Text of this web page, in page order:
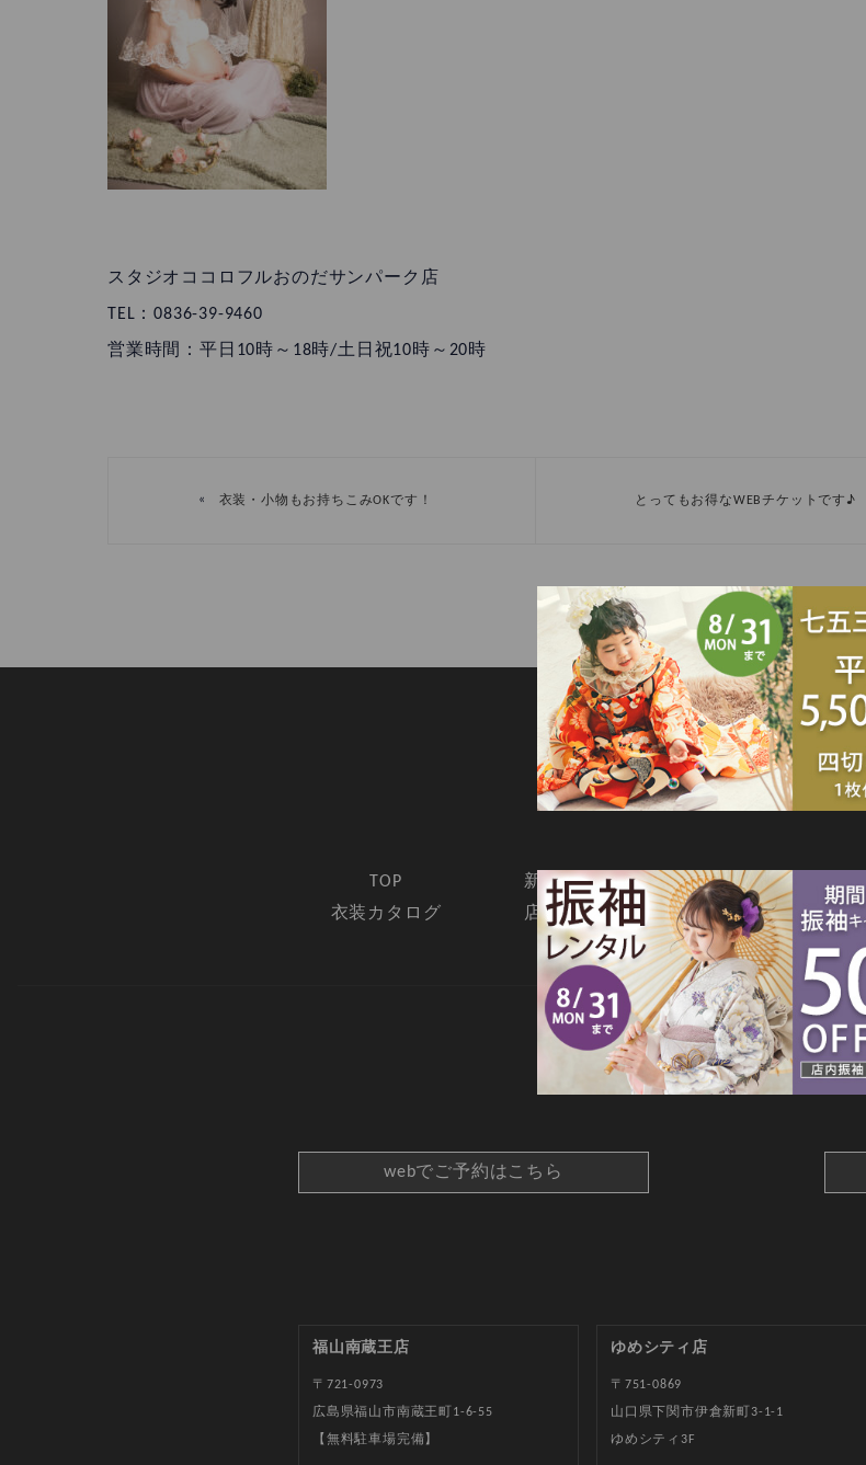
スタジオココロフルおのだサンパーク店
TEL：0836-39-9460
営業時間：平日10時～18時/土日祝10時～20時
« 衣装・小物もお持ちこみOKです！ とってもお得なWEBチケットです♪
SITEMAP
TOP 新着情報 撮影メニュー
衣装カタログ
店舗情報 よくあるご質問
CONTACT
webでご予約はこちら
福山南蔵王店
〒721-0973
広島県福山市南蔵王町1-6-55
【無料駐車場完備】
ゆめシティ店
〒751-0869
山口県下関市伊倉新町3-1-1
ゆめシティ3F